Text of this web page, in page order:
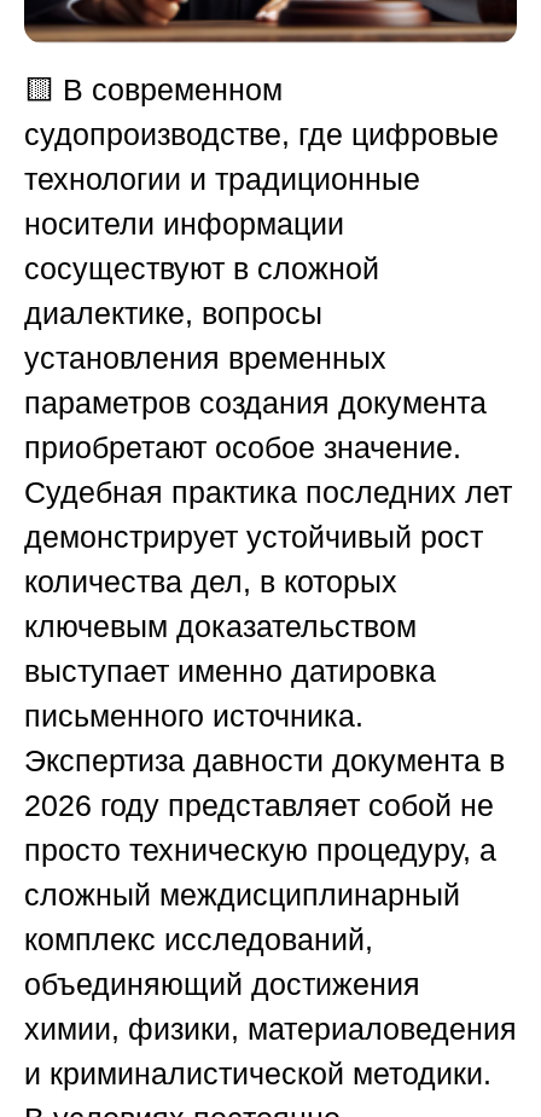
🟨 В современном
судопроизводстве, где цифровые
технологии и традиционные
носители информации
сосуществуют в сложной
диалектике, вопросы
установления временных
параметров создания документа
приобретают особое значение.
Судебная практика последних лет
демонстрирует устойчивый рост
количества дел, в которых
ключевым доказательством
выступает именно датировка
письменного источника.
Экспертиза давности документа в
2026 году представляет собой не
просто техническую процедуру, а
сложный междисциплинарный
комплекс исследований,
объединяющий достижения
химии, физики, материаловедения
и криминалистической методики.